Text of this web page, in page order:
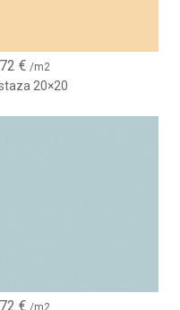
€ /m2
20×20
€